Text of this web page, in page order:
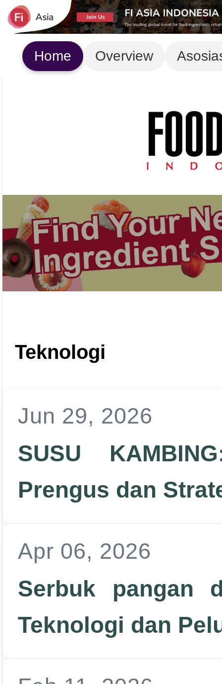
Home Overview
Teknologi
Jun 29, 2026
SUSU
Prengus dan
Apr 06, 2026
Serbuk pangan
Teknologi dan